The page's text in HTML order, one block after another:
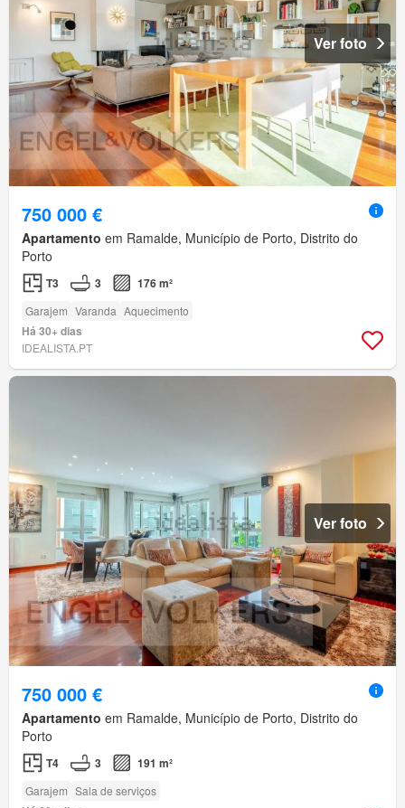
Ver foto
750 000 €
Apartamento em Ramalde, Município de Porto, Distrito do
Porto
T3 3 176 m²
Garajem Varanda Aquecimento
Há 30+ dias
IDEALISTA.PT
Ver foto
750 000 €
Apartamento em Ramalde, Município de Porto, Distrito do
Porto
T4 3 191 m²
Garajem Sala de serviços